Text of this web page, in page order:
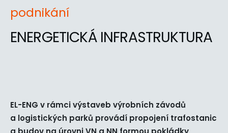
podnikání
ENERGETICKÁ INFRASTRUKTURA
EL-ENG v rámci výstaveb výrobních závodů
a logistických parků provádí propojení trafostanic